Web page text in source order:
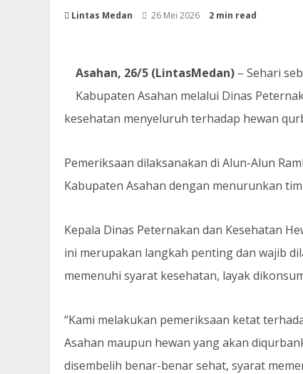
Lintas Medan 26 Mei 2026 2 min read
Asahan, 26/5 (LintasMedan) – Sehari
Kabupaten Asahan melalui Dinas
kesehatan menyeluruh terhadap hewan
Pemeriksaan dilaksanakan di Alun-Alun
Kabupaten Asahan dengan menurunkan
Kepala Dinas Peternakan dan Kesehatan
ini merupakan langkah penting dan wajib
memenuhi syarat kesehatan, layak
“Kami melakukan pemeriksaan ketat
Asahan maupun hewan yang akan
disembelih benar-benar sehat, syarat